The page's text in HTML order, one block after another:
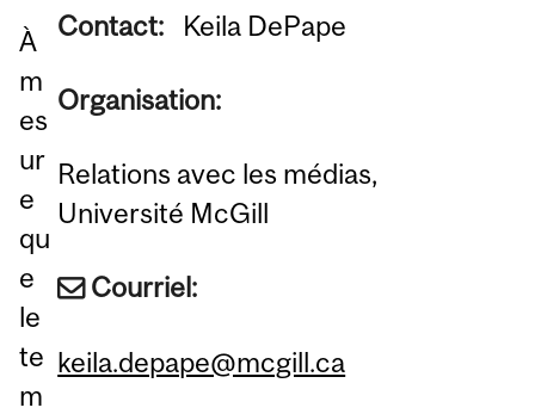
À
m
es
ur
e
qu
e
le
te
m
Contact: Keila DePape
Organisation:
Relations avec les médias,
Université McGill
Courriel:
keila.depape@mcgill.ca